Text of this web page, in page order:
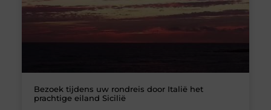
Bezoek tijdens uw rondreis door Italië het
prachtige eiland Sicilië